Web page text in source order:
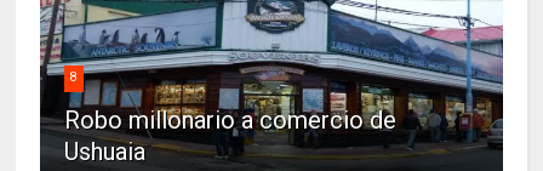
8
Robo millonario a comercio de
Ushuaia